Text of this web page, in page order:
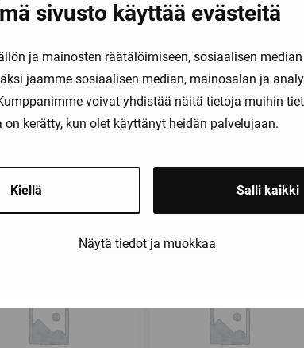
sivusto käyttää evästeitä
ja mainosten räätälöimiseen, sosiaalisen
jaamme sosiaalisen median, mainosalan ja
voivat yhdistää näitä tietoja muihin
on kerätty, kun olet käyttänyt heidän palvelujaan.
Kiellä Salli kaikki
Näytä tiedot ja muokkaa
olla kiinnostunut myös